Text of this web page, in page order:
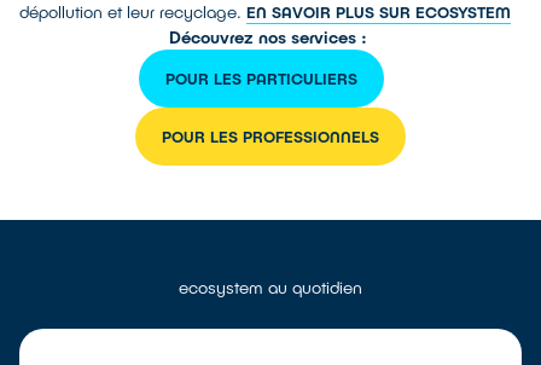
dépollution et leur recyclage. EN SAVOIR PLUS SUR ECOSYSTEM
Découvrez nos services :
POUR LES PARTICULIERS
POUR LES PROFESSIONNELS
ecosystem au quotidien